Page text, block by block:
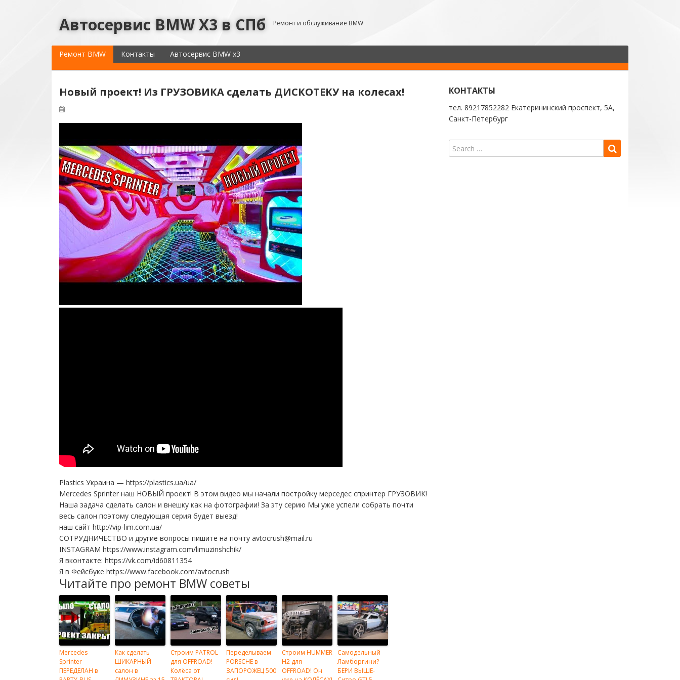
Автосервис BMW X3 в СПб Ремонт и обслуживание BMW
Ремонт BMW Контакты Автосервис BMW x3
Новый проект! Из ГРУЗОВИКА сделать ДИСКОТЕКУ на колесах!
Plastics Украина — https://plastics.ua/ua/
Mercedes Sprinter наш НОВЫЙ проект! В этом видео мы начали постройку мерседес спринтер ГРУЗОВИК!
Наша задача сделать салон и внешку как на фотографии! За эту серию Мы уже успели собрать почти
весь салон поэтому следующая серия будет выезд!
наш сайт http://vip-lim.com.ua/
СОТРУДНИЧЕСТВО и другие вопросы пишите на почту avtocrush@mail.ru
INSTAGRAM https://www.instagram.com/limuzinshchik/
Я вконтакте: https://vk.com/id60811354
Я в Фейсбуке https://www.facebook.com/avtocrush
Читайте про ремонт BMW советы
Mercedes
Sprinter
ПЕРЕДЕЛАН в
Как сделать
ШИКАРНЫЙ
салон в
Строим PATROL
для OFFROAD!
Колёса от
Переделываем
PORSCHE в
ЗАПОРОЖЕЦ 500
Строим HUMMER
H2 для
OFFROAD! Он
Самодельный
Ламборгини?
БЕРИ ВЫШЕ-
КОНТАКТЫ
тел. 89217852282 Екатерининский проспект, 5А,
Санкт-Петербург